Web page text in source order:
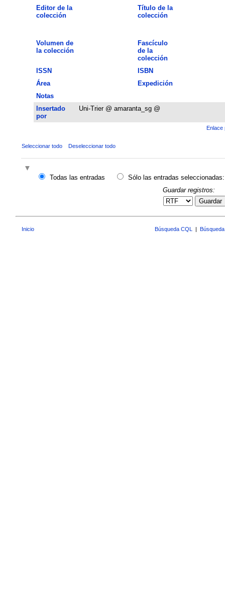
Editor de la
colección
Título de la
colección
Volumen de
la colección
Fascículo
de la
colección
ISSN
ISBN
Área
Expedición
Notas
Insertado
por
Uni-Trier @ amaranta_sg @
Enlace
Seleccionar todo Deseleccionar todo
Todas las entradas
Sólo las entradas seleccionadas:
Guardar registros:
Guardar
Inicio Búsqueda CQL